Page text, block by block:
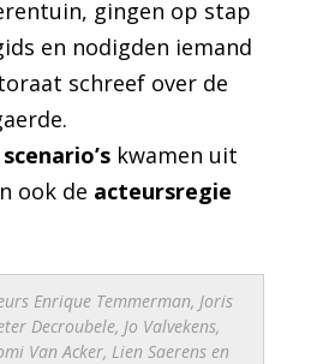
gingen op stap
en nodigden iemand
schreef over de
scenario’s kwamen uit
ook de acteursregie
Enrique Temmerman, Joris
Decroubele, Jo Valvekens,
Van Acker, Lien Saerens en